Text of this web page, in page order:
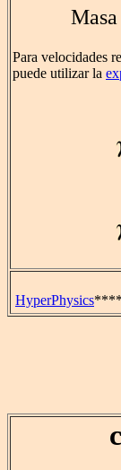
Para velocidades
puede utilizar la
HyperPhysics